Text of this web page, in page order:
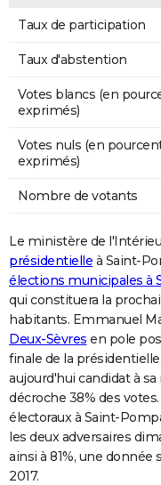
Taux de participation
Taux d'abstention
Votes blancs (en
exprimés)
Votes nuls (en
exprimés)
Nombre de votants
Le ministère de
présidentielle à Saint-
élections municipales à
qui constituera la
habitants. Emmanuel
Deux-Sèvres en pole
finale de la
aujourd'hui candidat à
décroche 38% des
électoraux à Saint-
les deux adversaires
ainsi à 81%, une
2017.